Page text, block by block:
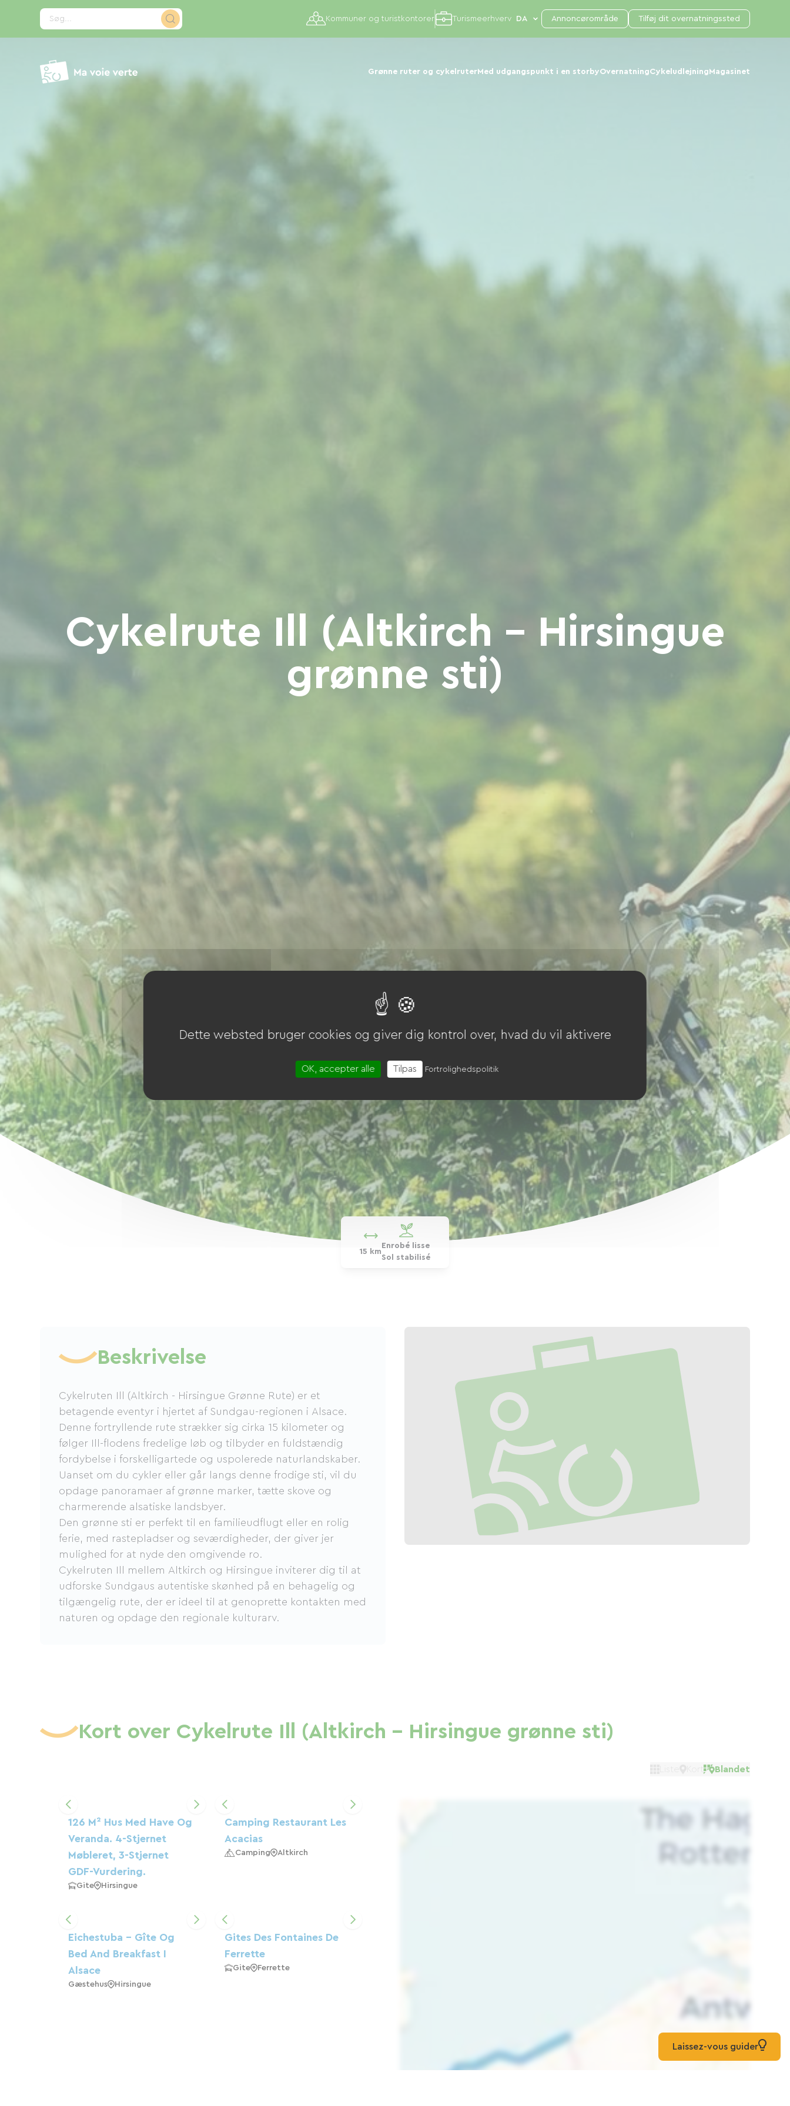
Søg...
Grønne ruter og cykelruterMed udgangspunkt i en storbyOvernatningCykeludlejning Magasinet
Kommuner og turistkontorer Turismeerhverv Annoncørområde Tilføj dit overnatningssted
Cykelrute Ill (Altkirch - Hirsingue
grønne sti)
15 km
Enrobé lisse
Sol stabilisé
Beskrivelse
Cykelruten Ill (Altkirch - Hirsingue Grønne Rute) er et
betagende eventyr i hjertet af Sundgau-regionen i Alsace.
Denne fortryllende rute strækker sig cirka 15 kilometer og
følger Ill-flodens fredelige løb og tilbyder en fuldstændig
fordybelse i forskelligartede og uspolerede naturlandskaber.
Uanset om du cykler eller går langs denne frodige sti, vil du
opdage panoramaer af grønne marker, tætte skove og
charmerende alsatiske landsbyer.
Den grønne sti er perfekt til en familieudflugt eller en rolig
ferie, med rastepladser og seværdigheder, der giver jer
mulighed for at nyde den omgivende ro.
Cykelruten Ill mellem Altkirch og Hirsingue inviterer dig til at
udforske Sundgaus autentiske skønhed på en behagelig og
tilgængelig rute, der er ideel til at genoprette kontakten med
naturen og opdage den regionale kulturarv.
Kort over Cykelrute Ill (Altkirch - Hirsingue grønne sti)
Blandet
126 M² Hus Med Have Og
Veranda. 4-Stjernet
Møbleret, 3-Stjernet
GDF-Vurdering.
Gite Hirsingue
Camping Restaurant Les
Acacias
Camping Altkirch
Eichestuba - Gîte Og
Bed And Breakfast I
Alsace
Gæstehus Hirsingue
Gites Des Fontaines De
Ferrette
Gite Ferrette
Laissez-vous guider
CCookie-styringspanel
Dette websted bruger cookies og giver dig kontrol over, hvad du vil aktivere
OK, accepter alle Tilpas Fortrolighedspolitik